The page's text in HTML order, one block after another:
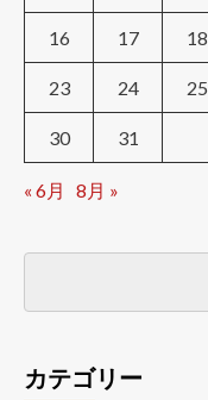
16 17 18
23 24 25
30 31
« 6月 8月 »
カテゴリー